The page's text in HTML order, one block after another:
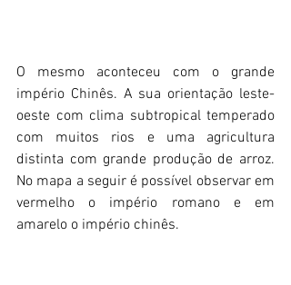
O mesmo aconteceu com o grande
império Chinês. A sua orientação leste-
oeste com clima subtropical temperado
com muitos rios e uma agricultura
distinta com grande produção de arroz.
No mapa a seguir é possível observar em
vermelho o império romano e em
amarelo o império chinês.